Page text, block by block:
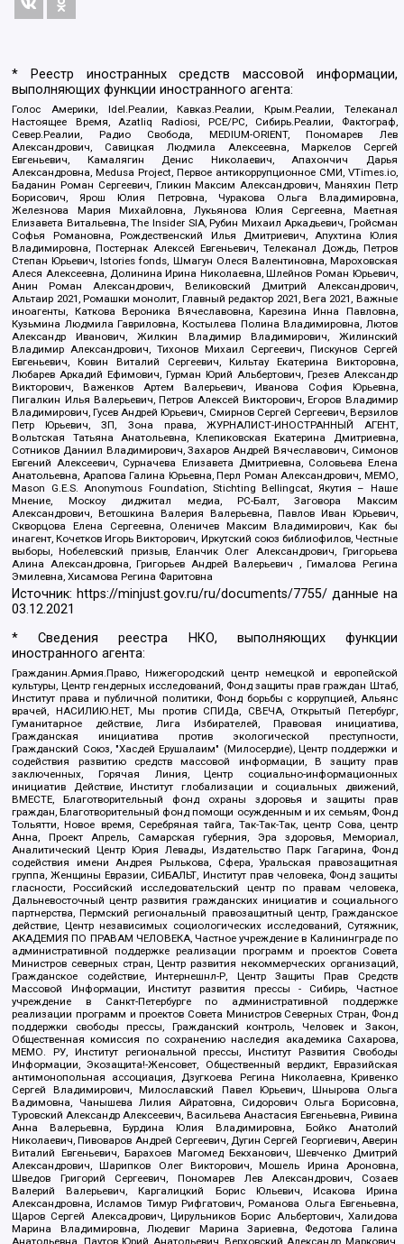
* Реестр иностранных средств массовой информации,
выполняющих функции иностранного агента:
Голос Америки, Idel.Реалии, Кавказ.Реалии, Крым.Реалии, Телеканал
Настоящее Время, Azatliq Radiosi, PCE/PC, Сибирь.Реалии, Фактограф,
Север.Реалии, Радио Свобода, MEDIUM-ORIENT, Пономарев Лев
Александрович, Савицкая Людмила Алексеевна, Маркелов Сергей
Евгеньевич, Камалягин Денис Николаевич, Апахончич Дарья
Александровна, Medusa Project, Первое антикоррупционное СМИ, VTimes.io,
Баданин Роман Сергеевич, Гликин Максим Александрович, Маняхин Петр
Борисович, Ярош Юлия Петровна, Чуракова Ольга Владимировна,
Железнова Мария Михайловна, Лукьянова Юлия Сергеевна, Маетная
Елизавета Витальевна, The Insider SIA, Рубин Михаил Аркадьевич, Гройсман
Софья Романовна, Рождественский Илья Дмитриевич, Апухтина Юлия
Владимировна, Постернак Алексей Евгеньевич, Телеканал Дождь, Петров
Степан Юрьевич, Istories fonds, Шмагун Олеся Валентиновна, Мароховская
Алеся Алексеевна, Долинина Ирина Николаевна, Шлейнов Роман Юрьевич,
Анин Роман Александрович, Великовский Дмитрий Александрович,
Альтаир 2021, Ромашки монолит, Главный редактор 2021, Вега 2021, Важные
иноагенты, Каткова Вероника Вячеславовна, Карезина Инна Павловна,
Кузьмина Людмила Гавриловна, Костылева Полина Владимировна, Лютов
Александр Иванович, Жилкин Владимир Владимирович, Жилинский
Владимир Александрович, Тихонов Михаил Сергеевич, Пискунов Сергей
Евгеньевич, Ковин Виталий Сергеевич, Кильтау Екатерина Викторовна,
Любарев Аркадий Ефимович, Гурман Юрий Альбертович, Грезев Александр
Викторович, Важенков Артем Валерьевич, Иванова София Юрьевна,
Пигалкин Илья Валерьевич, Петров Алексей Викторович, Егоров Владимир
Владимирович, Гусев Андрей Юрьевич, Смирнов Сергей Сергеевич, Верзилов
Петр Юрьевич, ЗП, Зона права, ЖУРНАЛИСТ-ИНОСТРАННЫЙ АГЕНТ,
Вольтская Татьяна Анатольевна, Клепиковская Екатерина Дмитриевна,
Сотников Даниил Владимирович, Захаров Андрей Вячеславович, Симонов
Евгений Алексеевич, Сурначева Елизавета Дмитриевна, Соловьева Елена
Анатольевна, Арапова Галина Юрьевна, Перл Роман Александрович, МЕМО,
Mason G.E.S. Anonymous Foundation, Stichting Bellingcat, Якутия – Наше
Мнение, Москоу диджитал медиа, РС-Балт, Заговора Максим
Александрович, Ветошкина Валерия Валерьевна, Павлов Иван Юрьевич,
Скворцова Елена Сергеевна, Оленичев Максим Владимирович, Как бы
инагент, Кочетков Игорь Викторович, Иркутский союз библиофилов, Честные
выборы, Нобелевский призыв, Еланчик Олег Александрович, Григорьева
Алина Александровна, Григорьев Андрей Валерьевич , Гималова Регина
Эмилевна, Хисамова Регина Фаритовна
Источник: https://minjust.gov.ru/ru/documents/7755/ данные на
03.12.2021
* Сведения реестра НКО, выполняющих функции
иностранного агента:
Гражданин.Армия.Право, Нижегородский центр немецкой и европейской
культуры, Центр гендерных исследований, Фонд защиты прав граждан Штаб,
Институт права и публичной политики, Фонд борьбы с коррупцией, Альянс
врачей, НАСИЛИЮ.НЕТ, Мы против СПИДа, СВЕЧА, Открытый Петербург,
Гуманитарное действие, Лига Избирателей, Правовая инициатива,
Гражданская инициатива против экологической преступности,
Гражданский Союз, "Хасдей Ерушалаим" (Милосердие), Центр поддержки и
содействия развитию средств массовой информации, В защиту прав
заключенных, Горячая Линия, Центр социально-информационных
инициатив Действие, Институт глобализации и социальных движений,
ВМЕСТЕ, Благотворительный фонд охраны здоровья и защиты прав
граждан, Благотворительный фонд помощи осужденным и их семьям, Фонд
Тольятти, Новое время, Серебряная тайга, Так-Так-Так, центр Сова, центр
Анна, Проект Апрель, Самарская губерния, Эра здоровья, Мемориал,
Аналитический Центр Юрия Левады, Издательство Парк Гагарина, Фонд
содействия имени Андрея Рылькова, Сфера, Уральская правозащитная
группа, Женщины Евразии, СИБАЛЬТ, Институт прав человека, Фонд защиты
гласности, Российский исследовательский центр по правам человека,
Дальневосточный центр развития гражданских инициатив и социального
партнерства, Пермский региональный правозащитный центр, Гражданское
действие, Центр независимых социологических исследований, Сутяжник,
АКАДЕМИЯ ПО ПРАВАМ ЧЕЛОВЕКА, Частное учреждение в Калининграде по
административной поддержке реализации программ и проектов Совета
Министров северных стран, Центр развития некоммерческих организаций,
Гражданское содействие, Интернешнл-Р, Центр Защиты Прав Средств
Массовой Информации, Институт развития прессы - Сибирь, Частное
учреждение в Санкт-Петербурге по административной поддержке
реализации программ и проектов Совета Министров Северных Стран, Фонд
поддержки свободы прессы, Гражданский контроль, Человек и Закон,
Общественная комиссия по сохранению наследия академика Сахарова,
МЕМО. РУ, Институт региональной прессы, Институт Развития Свободы
Информации, Экозащита!-Женсовет, Общественный вердикт, Евразийская
антимонопольная ассоциация, Дзугкоева Регина Николаевна, Кривенко
Сергей Владимирович, Милославский Павел Юрьевич, Шнырова Ольга
Вадимовна, Чанышева Лилия Айратовна, Сидорович Ольга Борисовна,
Туровский Александр Алексеевич, Васильева Анастасия Евгеньевна, Ривина
Анна Валерьевна, Бурдина Юлия Владимировна, Бойко Анатолий
Николаевич, Пивоваров Андрей Сергеевич, Дугин Сергей Георгиевич, Аверин
Виталий Евгеньевич, Барахоев Магомед Бекханович, Шевченко Дмитрий
Александрович, Шарипков Олег Викторович, Мошель Ирина Ароновна,
Шведов Григорий Сергеевич, Пономарев Лев Александрович, Созаев
Валерий Валерьевич, Каргалицкий Борис Юльевич, Исакова Ирина
Александровна, Исламов Тимур Рифгатович, Романова Ольга Евгеньевна,
Щаров Сергей Алексадрович, Цирульников Борис Альбертович, Халидова
Марина Владимировна, Людевиг Марина Зариевна, Федотова Галина
Анатольевна, Паутов Юрий Анатольевич, Верховский Александр Маркович,